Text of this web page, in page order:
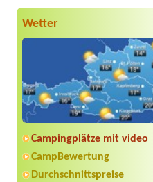
Wetter
Campingplätze mit video
CampBewertung
Durchschnittspreise